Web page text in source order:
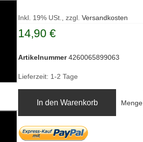
Inkl. 19% USt., zzgl. Versandkosten
14,90 €
Artikelnummer 4260065899063
Lieferzeit: 1-2 Tage
Menge
In den Warenkorb